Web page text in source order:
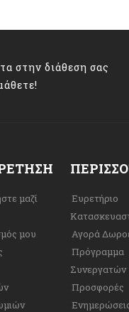
στην διάθεση σας
μαζί
μου
Ευρετήριο
Αγορά
Πρόγραμμα
Συνεργατών
Προσφορές